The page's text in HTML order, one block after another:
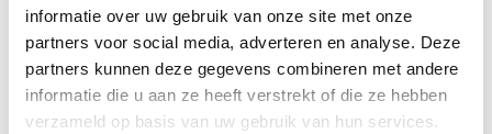
informatie over uw gebruik van onze site met onze
partners voor social media, adverteren en analyse. Deze
partners kunnen deze gegevens combineren met andere
informatie die u aan ze heeft verstrekt of die ze hebben
verzameld op basis van uw gebruik van hun services.
Super Mario Plush figure
Magickoopa 19cm
€29.99
Kaethe Kruse Knuffeldier
Vogeltje
€18.90